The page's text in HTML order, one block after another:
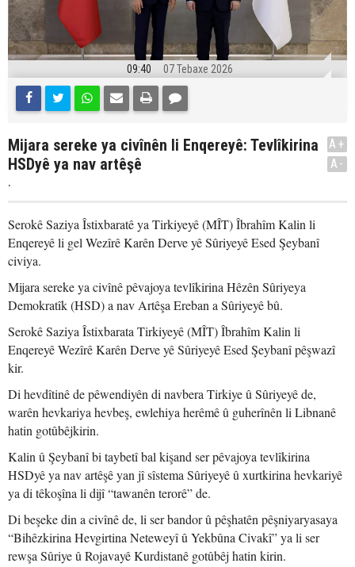
09:40 07 Tebaxe 2026
Mijara sereke ya civînên li Enqereyê: Tevlîkirina
HSDyê ya nav artêşê
.
A+
A-
Serokê Saziya Îstixbaratê ya Tirkiyeyê (MÎT) Îbrahîm Kalin li
Enqereyê li gel Wezîrê Karên Derve yê Sûriyeyê Esed Şeybanî
civiya.
Mijara sereke ya civînê pêvajoya tevlîkirina Hêzên Sûriyeya
Demokratîk (HSD) a nav Artêşa Ereban a Sûriyeyê bû.
Serokê Saziya Îstixbarata Tirkiyeyê (MÎT) Îbrahîm Kalin li
Enqereyê Wezîrê Karên Derve yê Sûriyeyê Esed Şeybanî pêşwazî
kir.
Di hevdîtinê de pêwendiyên di navbera Tirkiye û Sûriyeyê de,
warên hevkariya hevbeş, ewlehiya herêmê û guherînên li Libnanê
hatin gotûbêjkirin.
Kalin û Şeybanî bi taybetî bal kişand ser pêvajoya tevlîkirina
HSDyê ya nav artêşê yan jî sîstema Sûriyeyê û xurtkirina hevkariyê
ya di têkoşîna li dijî “tawanên terorê” de.
Di beşeke din a civînê de, li ser bandor û pêşhatên pêşniyaryasaya
“Bihêzkirina Hevgirtina Neteweyî û Yekbûna Civakî” ya li ser
rewşa Sûriye û Rojavayê Kurdistanê gotûbêj hatin kirin.